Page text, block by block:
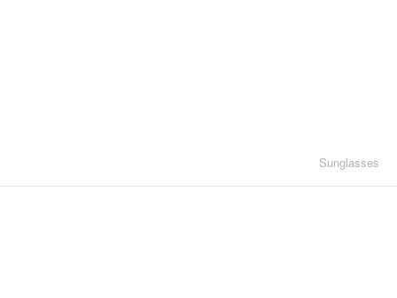
Sunglasses